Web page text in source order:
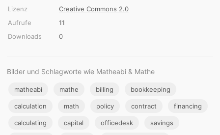
Lizenz
Creative Commons 2.0
Aufrufe
11
Downloads
0
Bilder und Schlagworte wie Matheabi & Mathe
matheabi mathe billing bookkeeping
calculation math policy contract financing
calculating capital officedesk savings